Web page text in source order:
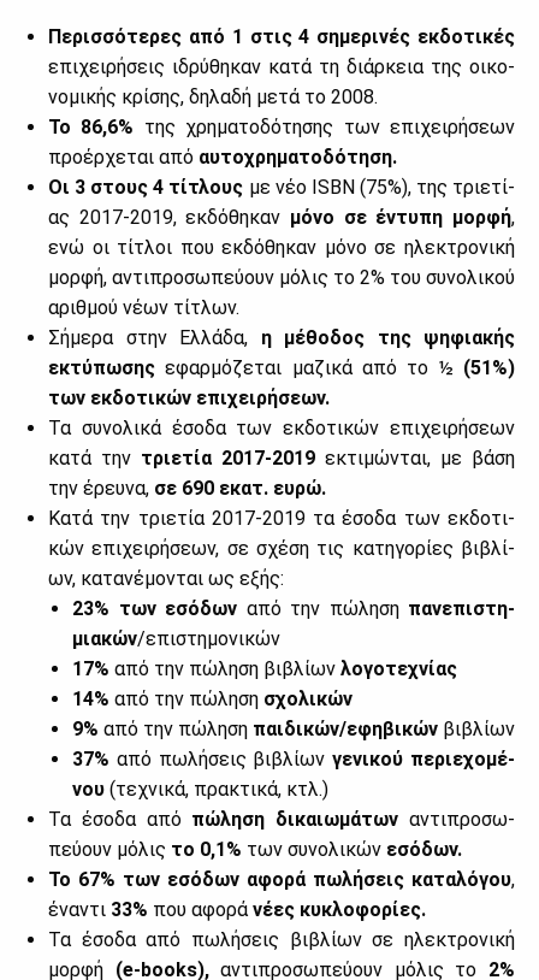
Πε­ρισ­σό­τε­ρες από 1 στις 4 ση­με­ρι­νές εκ­δο­τι­κές
επι­χει­ρή­σεις ιδρύ­θη­καν κα­τά τη διάρ­κεια της οι­κο­
νο­μι­κής κρί­σης, δη­λα­δή με­τά το 2008.
Το 86,6% της χρη­μα­το­δό­τη­σης των επι­χει­ρή­σε­ων
προ­έρ­χε­ται από αυ­το­χρη­μα­το­δό­τη­ση.
Οι 3 στους 4 τί­τλους με νέο ISBN (75%), της τριε­τί­
ας 2017-2019, εκ­δό­θη­καν μό­νο σε έντυ­πη μορ­φή,
ενώ οι τί­τλοι που εκ­δό­θη­καν μό­νο σε ηλε­κτρο­νι­κή
μορ­φή, αντι­προ­σω­πεύ­ουν μό­λις το 2% του συ­νο­λι­κού
αριθ­μού νέ­ων τί­τλων.
Σή­με­ρα στην Ελ­λά­δα, η μέ­θο­δος της ψη­φια­κής
εκτύ­πω­σης εφαρ­μό­ζε­ται μα­ζι­κά από το ½ (51%)
των εκ­δο­τι­κών επι­χει­ρή­σε­ων.
Τα συ­νο­λι­κά έσο­δα των εκ­δο­τι­κών επι­χει­ρή­σε­ων
κα­τά την τριε­τία 2017-2019 εκτι­μώ­νται, με βά­ση
την έρευ­να, σε 690 εκατ. ευ­ρώ.
Κα­τά την τριε­τία 2017-2019 τα έσο­δα των εκ­δο­τι­
κών επι­χει­ρή­σε­ων, σε σχέ­ση τις κα­τη­γο­ρί­ες βι­βλί­
ων, κα­τα­νέ­μο­νται ως εξής:
23% των εσό­δων από την πώ­λη­ση πα­νε­πι­στη­
μια­κών/επι­στη­μο­νι­κών
17% από την πώ­λη­ση βι­βλί­ων λο­γο­τε­χνί­ας
14% από την πώ­λη­ση σχο­λι­κών
9% από την πώ­λη­ση παι­δι­κών/εφη­βι­κών βι­βλί­ων
37% από πω­λή­σεις βι­βλί­ωνγε­νι­κού πε­ριε­χο­μέ­
νου (τε­χνι­κά, πρα­κτι­κά, κτλ.)
Τα έσο­δα από πώ­λη­ση δι­καιω­μά­των αντι­προ­σω­
πεύ­ουν μό­λις το 0,1% των συ­νο­λι­κών εσό­δων.
Το 67% των εσό­δων αφο­ρά πω­λή­σεις κα­τα­λό­γου,
ένα­ντι 33% που αφο­ρά νέ­ες κυ­κλο­φο­ρί­ες.
Τα έσο­δα από πω­λή­σεις βι­βλί­ων σε ηλε­κτρο­νι­κή
μορ­φή (e-books),αντι­προ­σω­πεύ­ουν μό­λις το 2%